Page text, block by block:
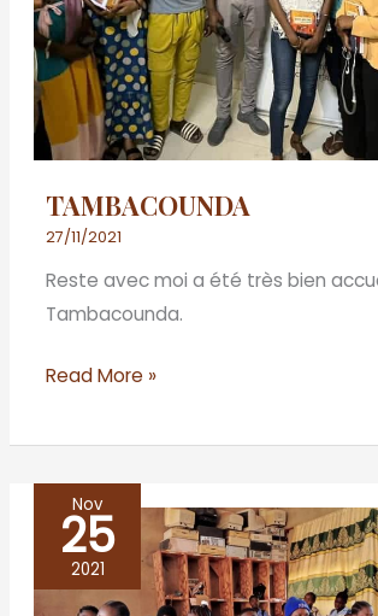
TAMBACOUNDA
27/11/2021
Reste avec moi a été très bien
Tambacounda.
Read More »
Nov
25
2021
BANDJOUN
TIENT
SONT